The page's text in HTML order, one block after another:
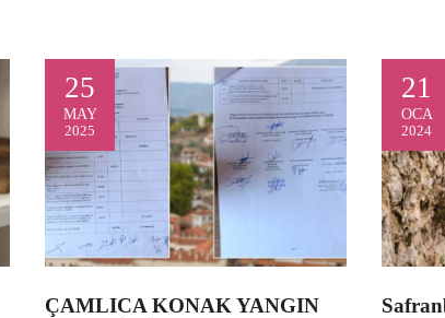
25
MAY
2025
ÇAMLICA KONAK YANGIN
21
OCA
2024